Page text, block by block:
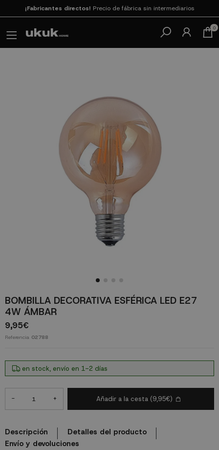
Paga en 3cuotas SIN INTERESES con SeQura
0
BOMBILLA DECORATIVA ESFÉRICA LED E27
4W ÁMBAR
9,95€
Referencia 02788
en stock, envío en 1-2 días
- + Añadir a la cesta (9,95€)
Descripción
Detalles del producto
Envío y devoluciones